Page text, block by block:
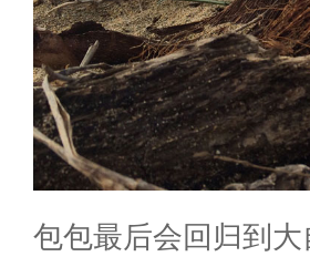
包包最后会回归到